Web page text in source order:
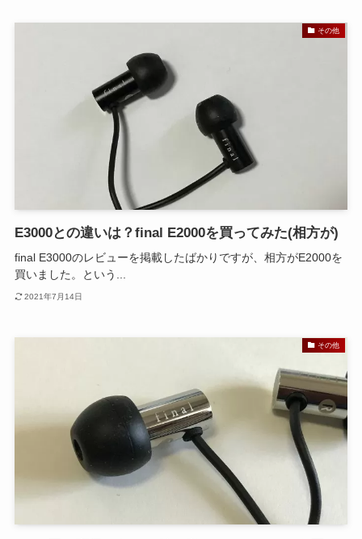
その他
E3000との違いは？final E2000を買ってみた(相方が)
final E3000のレビューを掲載したばかりですが、相方がE2000を
買いました。という...
2021年7月14日
その他